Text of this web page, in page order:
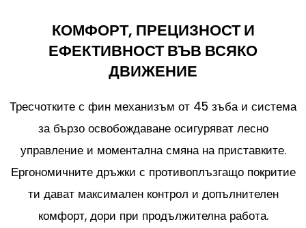
КОМФОРТ, ПРЕЦИЗНОСТ И
ЕФЕКТИВНОСТ ВЪВ ВСЯКО
ДВИЖЕНИЕ
Тресчотките с фин механизъм от 45 зъба и система
за бързо освобождаване осигуряват лесно
управление и моментална смяна на приставките.
Ергономичните дръжки с противоплъзгащо покритие
ти дават максимален контрол и допълнителен
комфорт, дори при продължителна работа.